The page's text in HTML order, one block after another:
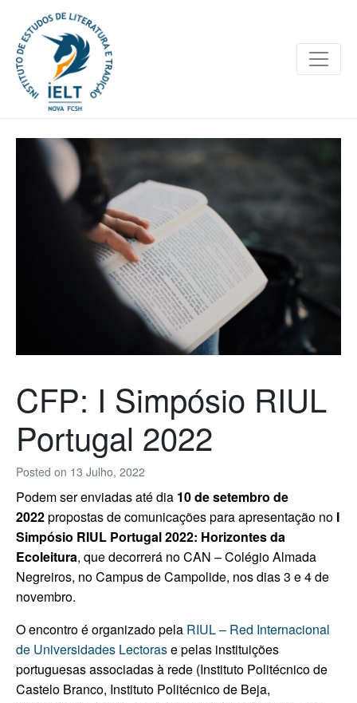
Posted on 13 Julho, 2022
CFP: I Simpósio RIUL
Portugal 2022
Podem ser enviadas até dia 10 de setembro de
2022propostas de comunicações para apresentação no I
Simpósio RIUL Portugal 2022: Horizontes da
Ecoleitura, que decorrerá no CAN – Colégio Almada
Negreiros, no Campus de Campolide, nos dias 3 e 4 de
novembro.
O encontro é organizado pela RIUL – Red Internacional
de Universidades Lectorase pelas instituições
portuguesas associadas à rede (Instituto Politécnico de
Castelo Branco, Instituto Politécnico de Beja,